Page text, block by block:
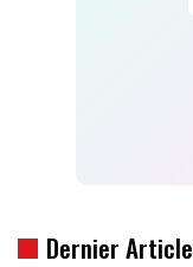
Dernier Article